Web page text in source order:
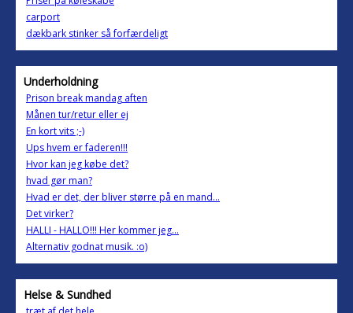
carport
dækbark stinker så forfærdeligt
Underholdning
Prison break mandag aften
Månen tur/retur eller ej
En kort vits ;-)
Ups hvem er faderen!!!
Hvor kan jeg købe det?
hvad gør man?
Hvad er det, der bliver større på en mand...
Det virker?
HALLI - HALLO!!! Her kommer jeg...
Alternativ godnat musik. :o)
Helse & Sundhed